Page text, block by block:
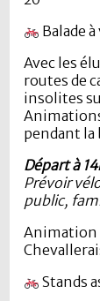
Balade à
Avec les
routes de
insolites
pendant la
Départ à
Prévoir
public,
Animation
Stands